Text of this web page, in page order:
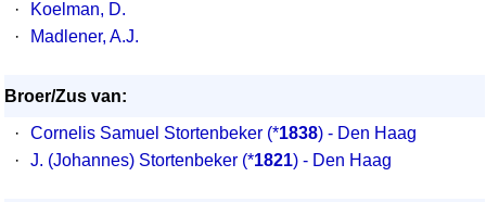
·
Koelman, D.
·
Madlener, A.J.
Broer/Zus van:
·
Cornelis Samuel Stortenbeker (*1838) - Den Haag
·
J. (Johannes) Stortenbeker (*1821) - Den Haag